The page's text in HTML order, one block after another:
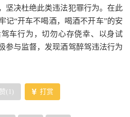
坚决杜绝此类违法犯罪行为。在此
记“开车不喝酒，喝酒不开车”的安
车行为，切勿心存侥幸、以身试
参与监督，发现酒驾醉驾违法行为
赞( 1 ) 打赏